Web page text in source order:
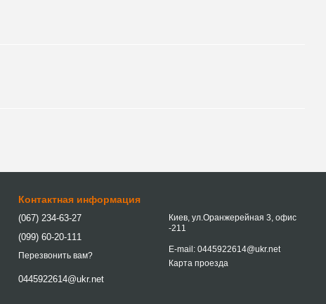
Контактная информация
(067) 234-63-27
(099) 60-20-111
Перезвонить вам?
0445922614@ukr.net
Киев, ул.Оранжерейная 3, офис
-211
E-mail: 0445922614@ukr.net
Карта проезда